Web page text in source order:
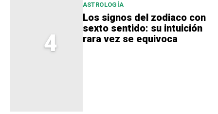
4
ASTROLOGÍA
Los signos del zodiaco con
sexto sentido: su intuición
rara vez se equivoca